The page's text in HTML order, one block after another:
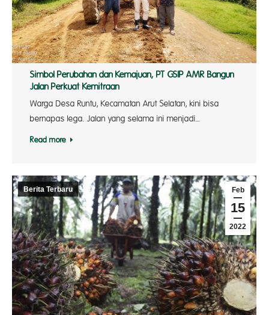
Simbol Perubahan dan Kemajuan, PT GSIP AMR Bangun
Jalan Perkuat Kemitraan
Warga Desa Runtu, Kecamatan Arut Selatan, kini bisa
bernapas lega. Jalan yang selama ini menjadi…
Read more
Feb
15
2022
Berita Terbaru